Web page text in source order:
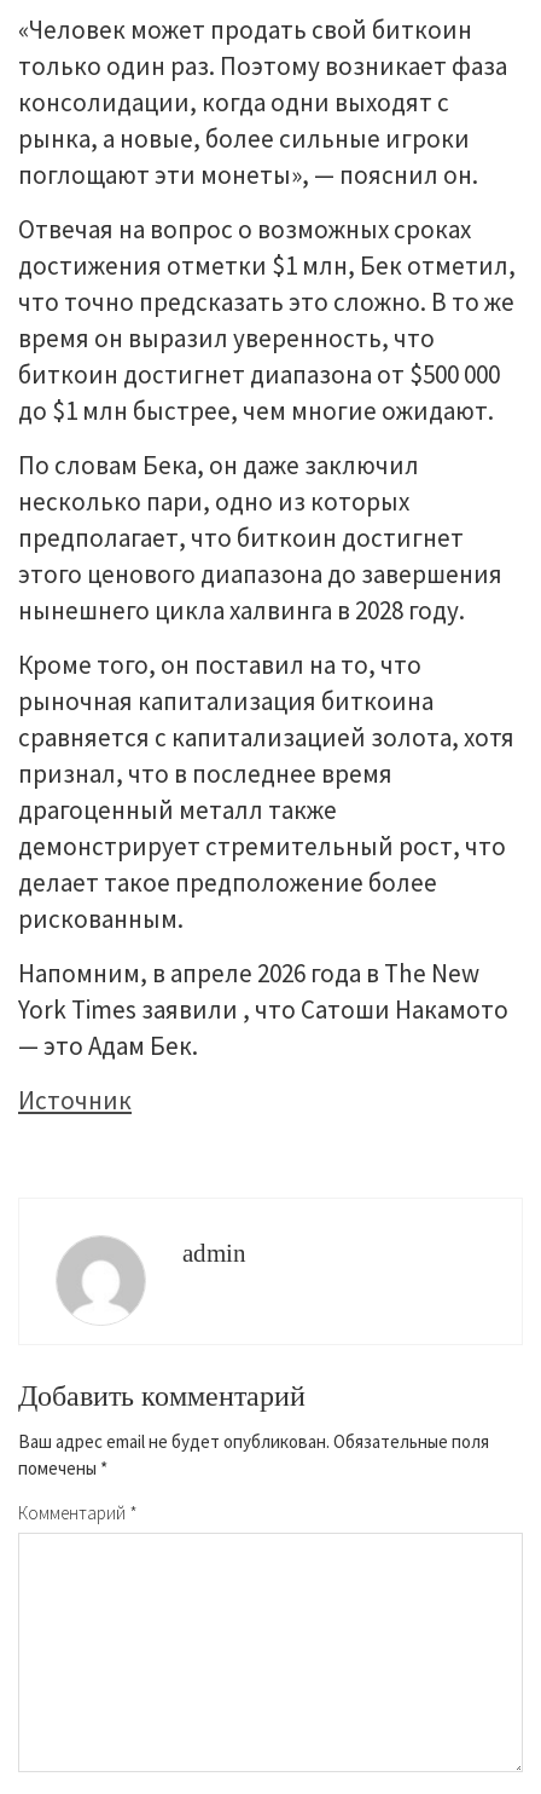
«Человек может продать свой биткоин
только один раз. Поэтому возникает фаза
консолидации, когда одни выходят с
рынка, а новые, более сильные игроки
поглощают эти монеты», — пояснил он.
Отвечая на вопрос о возможных сроках
достижения отметки $1 млн, Бек отметил,
что точно предсказать это сложно. В то же
время он выразил уверенность, что
биткоин достигнет диапазона от $500 000
до $1 млн быстрее, чем многие ожидают.
По словам Бека, он даже заключил
несколько пари, одно из которых
предполагает, что биткоин достигнет
этого ценового диапазона до завершения
нынешнего цикла халвинга в 2028 году.
Кроме того, он поставил на то, что
рыночная капитализация биткоина
сравняется с капитализацией золота, хотя
признал, что в последнее время
драгоценный металл также
демонстрирует стремительный рост, что
делает такое предположение более
рискованным.
Напомним, в апреле 2026 года в The New
York Times заявили , что Сатоши Накамото
— это Адам Бек.
Источник
admin
Добавить комментарий
Ваш адрес email не будет опубликован. Обязательные поля
помечены *
Комментарий *